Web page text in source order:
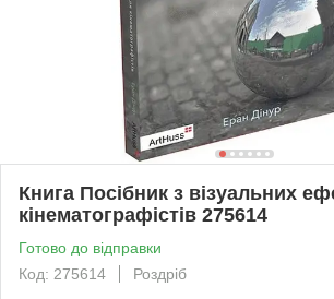
Книга Посібник з візуальних
кінематографістів 275614
Готово до відправки
Код: 275614
Роздріб